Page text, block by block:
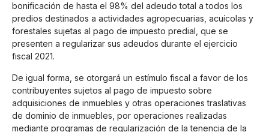
bonificación de hasta el 98% del adeudo total a todos los
predios destinados a actividades agropecuarias, acuícolas y
forestales sujetas al pago de impuesto predial, que se
presenten a regularizar sus adeudos durante el ejercicio
fiscal 2021.
De igual forma, se otorgará un estímulo fiscal a favor de los
contribuyentes sujetos al pago de impuesto sobre
adquisiciones de inmuebles y otras operaciones traslativas
de dominio de inmuebles, por operaciones realizadas
mediante programas de regularización de la tenencia de la